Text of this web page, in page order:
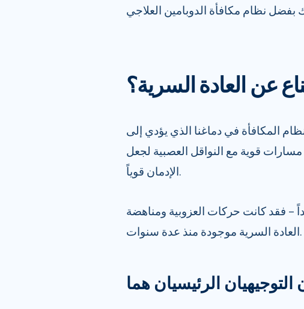
عن العادة السرية؟
نظام المكافأة في دماغنا الذي يؤدي إلى
مسارات قوية مع النواقل العصبية لجعل
الإدمان قوياً.
– فقد كانت حركات العزوبية ومناهضة
العادة السرية موجودة منذ عدة سنوات.
التوجيهيان الرئيسيان هما